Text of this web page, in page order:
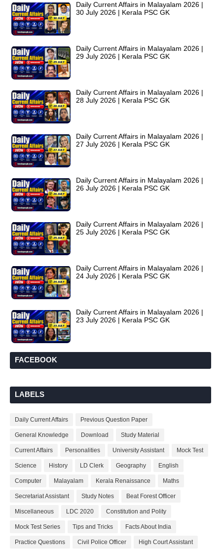
Daily Current Affairs in Malayalam 2026 |
30 July 2026 | Kerala PSC GK
Daily Current Affairs in Malayalam 2026 |
29 July 2026 | Kerala PSC GK
Daily Current Affairs in Malayalam 2026 |
28 July 2026 | Kerala PSC GK
Daily Current Affairs in Malayalam 2026 |
27 July 2026 | Kerala PSC GK
Daily Current Affairs in Malayalam 2026 |
26 July 2026 | Kerala PSC GK
Daily Current Affairs in Malayalam 2026 |
25 July 2026 | Kerala PSC GK
Daily Current Affairs in Malayalam 2026 |
24 July 2026 | Kerala PSC GK
Daily Current Affairs in Malayalam 2026 |
23 July 2026 | Kerala PSC GK
FACEBOOK
LABELS
Daily Current Affairs Previous Question Paper
General Knowledge Download Study Material
Current Affairs Personalities University Assistant Mock Test
Science History LD Clerk Geography English
Computer Malayalam Kerala Renaissance Maths
Secretariat Assistant Study Notes Beat Forest Officer
Miscellaneous LDC 2020 Constitution and Polity
Mock Test Series Tips and Tricks Facts About India
Practice Questions Civil Police Officer High Court Assistant